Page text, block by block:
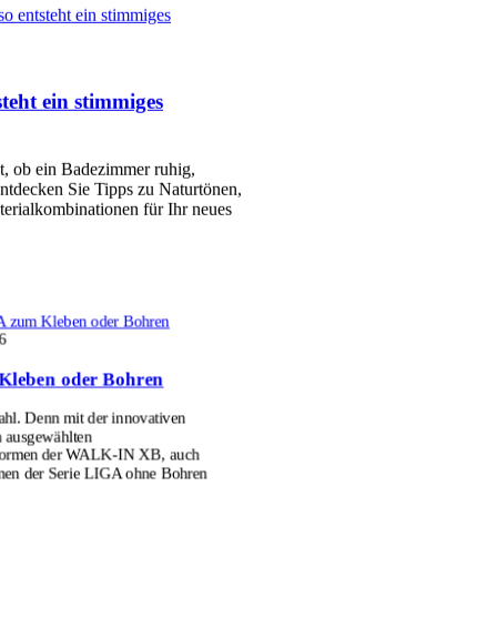
entsteht ein stimmiges
ein stimmiges
ob ein Badezimmer ruhig,
Sie Tipps zu Naturtönen,
für Ihr neues
zum Kleben oder Bohren
oder Bohren
Denn mit der innovativen
der WALK-IN XB, auch
der Serie LIGA ohne Bohren